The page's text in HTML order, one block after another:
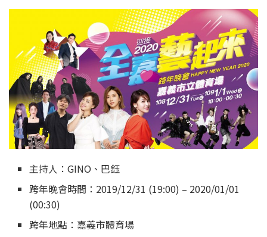
主持人：GINO、巴鈺
跨年晚會時間：2019/12/31 (19:00) – 2020/01/01
(00:30)
跨年地點：嘉義市體育場